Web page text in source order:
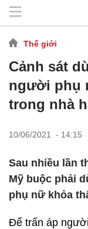
Thế giới
Cảnh sát
người phụ
trong nhà
10/06/2021 - 14:15
Sau nhiều lần
Mỹ buộc phải
phụ nữ khỏa
Để trấn áp